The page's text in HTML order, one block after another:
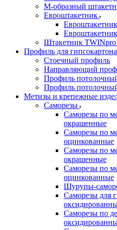
М-образный
Евроштакетник
Штакетник
Профиль для гипсокартона
Стоечный профиль
Направляющий
Профиль
Профиль
Метизы и крепежные
Саморезы
Саморезы по
окрашенные
Саморезы по
оцинкованные
Саморезы по
окрашенные
Саморезы по
оцинкованные
Шурупы-
Саморезы для
Саморезы по